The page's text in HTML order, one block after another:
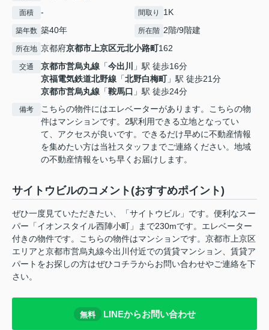
面積 - 間取り 1K
築年数 築40年 所在階 2階/9階建
所在地 京都府京都市上京区元北小路町162
交通 京都市営烏丸線 「今出川
」駅 徒歩16分
京福電気鉄道北野線 「北野白梅町」駅 徒歩21分
京都市営烏丸線 「鞍馬口 」駅 徒歩24分
備考
こちらの物件にはエレベーターがあります。こちらの物
件はマンションです。2駅利用できる立地となってい
て、アクセスが良いです。できるだけ早めに不動産情報
を集めたい方は当社スタッフまでご連絡ください。地域
の不動産情報をいち早くお届けします。
サイトウビルのコメント(おすすめポイント)
ぜひ一度見ていただきたい、「サイトウビル」です。便利なスー
パー「イオンスタイル西陣小町」まで230mです。エレベーター
付きの物件です。こちらの物件はマンションです。京都市上京区
エリアと京都市営烏丸線今出川付近での賃貸マンション、賃貸ア
パートをお探しの方はぜひコチラからお問い合わせやご連絡を下
さい。
無料 LINEからお問い合わせ